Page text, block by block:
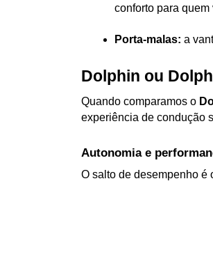
conforto para
Porta-malas: a
Dolphin ou
Quando comparamos o
experiência de condução
Autonomia e
O salto de desempenho é